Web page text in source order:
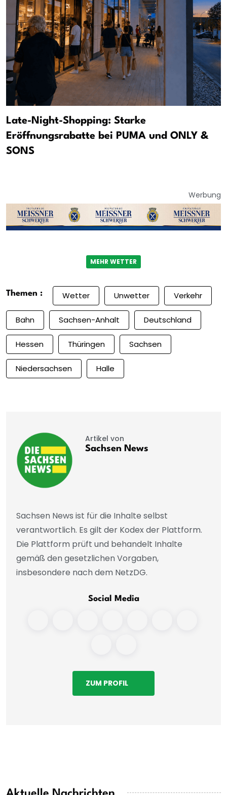
Late-Night-Shopping: Starke
Eröffnungsrabatte bei PUMA und ONLY &
SONS
Werbung
MEHR WETTER
Themen : Wetter Unwetter Verkehr
Bahn Sachsen-Anhalt Deutschland
Hessen Thüringen Sachsen
Niedersachsen Halle
Artikel von
Sachsen News
Sachsen News ist für die Inhalte selbst
verantwortlich. Es gilt der Kodex der Plattform.
Die Plattform prüft und behandelt Inhalte
gemäß den gesetzlichen Vorgaben,
insbesondere nach dem NetzDG.
Social Media
ZUM PROFIL